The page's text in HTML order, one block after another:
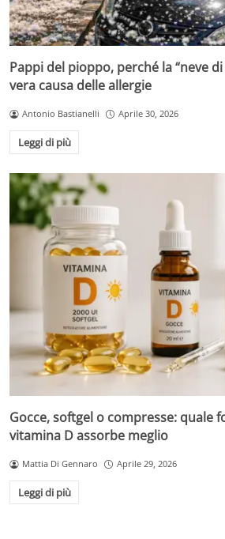
Pappi del pioppo, perché la “neve
vera causa delle allergie
Antonio Bastianelli Aprile 30, 2026
Leggi di più
Gocce, softgel o compresse: quale
vitamina D assorbe meglio
Mattia Di Gennaro Aprile 29, 2026
Leggi di più